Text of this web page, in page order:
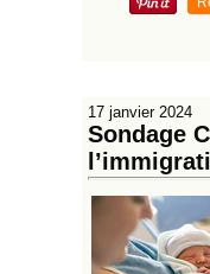
17 janvier 2024
Sondage